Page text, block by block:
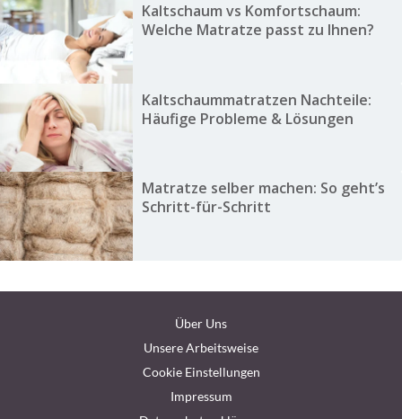
Kaltschaum vs Komfortschaum:
Welche Matratze passt zu Ihnen?
Kaltschaummatratzen Nachteile:
Häufige Probleme & Lösungen
Matratze selber machen: So geht’s
Schritt-für-Schritt
Über Uns
Unsere Arbeitsweise
Cookie Einstellungen
Impressum